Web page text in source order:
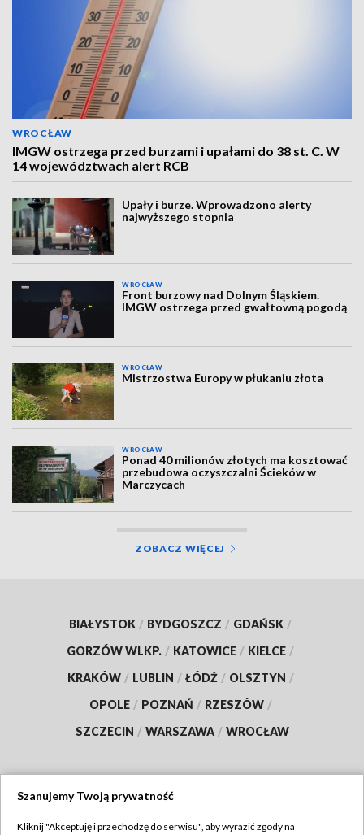
WROCŁAW
IMGW ostrzega przed burzami i upałami do 38 st. C. W
14 województwach alert RCB
Upały i burze. Wprowadzono alerty
najwyższego stopnia
WROCŁAW
Front burzowy nad Dolnym Śląskiem.
IMGW ostrzega przed gwałtowną pogodą
WROCŁAW
Mistrzostwa Europy w płukaniu złota
WROCŁAW
Ponad 40 milionów złotych ma kosztować
przebudowa oczyszczalni Ścieków w
Marczycach
ZOBACZ WIĘCEJ
BIAŁYSTOK / BYDGOSZCZ / GDAŃSK /
GORZÓW WLKP. / KATOWICE / KIELCE /
KRAKÓW / LUBLIN / ŁÓDŹ / OLSZTYN /
OPOLE / POZNAŃ / RZESZÓW /
SZCZECIN / WARSZAWA / WROCŁAW
Szanujemy Twoją prywatność
Kliknij "Akceptuję i przechodzę do serwisu", aby wyrazić zgody na